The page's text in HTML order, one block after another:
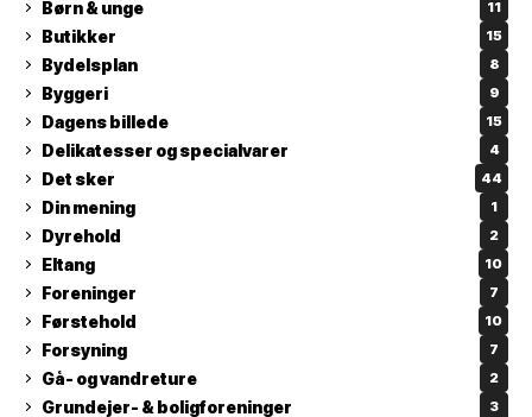
Børn & unge 11
Butikker 15
Bydelsplan 8
Byggeri 9
Dagens billede 15
Delikatesser og specialvarer 4
Det sker 44
Din mening 1
Dyrehold 2
Eltang 10
Foreninger 7
Førstehold 10
Forsyning 7
Gå- og vandreture 2
Grundejer- & boligforeninger 3